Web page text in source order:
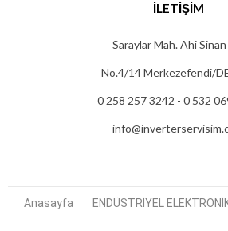
İLETIŞIM
Saraylar Mah. Ahi
No.4/14 Merkezefendi/
0 258 257 3242 - 0 532
Anasayfa ENDÜSTRİYEL